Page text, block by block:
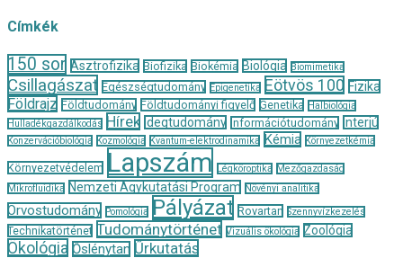
Címkék
150 sor Asztrofizika Biofizika Biokémia Biológia Biomimetika
Csillagászat Egészségtudomány Epigenetika Eötvös 100 Fizika
Földrajz Földtudomány Földtudományi figyelő Genetika
Halbiológia
Hulladékgazdálkodás
Hírek Idegtudomány Információtudomány Interjú
Konzervációbiológia Kozmológia Kvantum-elektrodinamika Kémia Környezetkémia
Környezetvédelem Lapszám Légköroptika
Mezőgazdaság
Mikrofluidika
Nemzeti Agykutatási Program Növényi analitika
Orvostudomány Pomológia Pályázat Rovartan Szennyvízkezelés
Technikatörténet Tudománytörténet Vizuális ökológia Zoológia
Ökológia Őslénytan Űrkutatás